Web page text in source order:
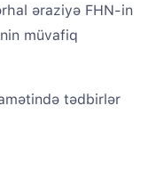
əraziyə FHN-in
müvafiq
tədbirlər